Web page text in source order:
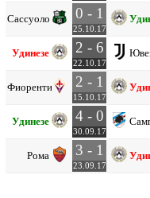
Сассуоло 0 - 1
25.10.17
Удинезе 2 - 6
22.10.17
Фиорентина 2 - 1
15.10.17
Удинезе 4 - 0
30.09.17
Рома 3 - 1
23.09.17